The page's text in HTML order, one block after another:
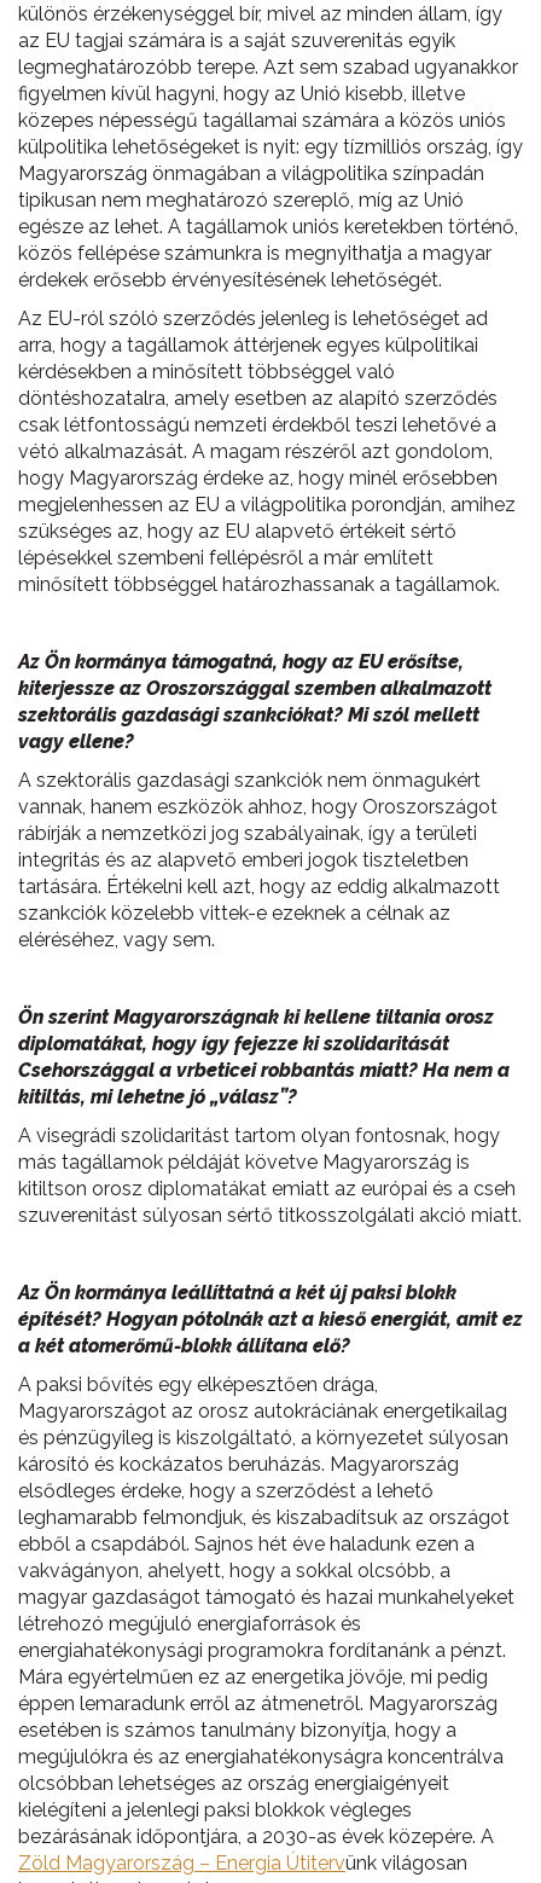
különös érzékenységgel bír, mivel az minden állam, így
az EU tagjai számára is a saját szuverenitás egyik
legmeghatározóbb terepe. Azt sem szabad ugyanakkor
figyelmen kívül hagyni, hogy az Unió kisebb, illetve
közepes népességű tagállamai számára a közös uniós
külpolitika lehetőségeket is nyit: egy tízmilliós ország, így
Magyarország önmagában a világpolitika színpadán
tipikusan nem meghatározó szereplő, míg az Unió
egésze az lehet. A tagállamok uniós keretekben történő,
közös fellépése számunkra is megnyithatja a magyar
érdekek erősebb érvényesítésének lehetőségét.
Az EU-ról szóló szerződés jelenleg is lehetőséget ad
arra, hogy a tagállamok áttérjenek egyes külpolitikai
kérdésekben a minősített többséggel való
döntéshozatalra, amely esetben az alapító szerződés
csak létfontosságú nemzeti érdekből teszi lehetővé a
vétó alkalmazását. A magam részéről azt gondolom,
hogy Magyarország érdeke az, hogy minél erősebben
megjelenhessen az EU a világpolitika porondján, amihez
szükséges az, hogy az EU alapvető értékeit sértő
lépésekkel szembeni fellépésről a már említett
minősített többséggel határozhassanak a tagállamok.
Az Ön kormánya támogatná, hogy az EU erősítse,
kiterjessze az Oroszországgal szemben alkalmazott
szektorális gazdasági szankciókat? Mi szól mellett
vagy ellene?
A szektorális gazdasági szankciók nem önmagukért
vannak, hanem eszközök ahhoz, hogy Oroszországot
rábírják a nemzetközi jog szabályainak, így a területi
integritás és az alapvető emberi jogok tiszteletben
tartására. Értékelni kell azt, hogy az eddig alkalmazott
szankciók közelebb vittek-e ezeknek a célnak az
eléréséhez, vagy sem.
Ön szerint Magyarországnak ki kellene tiltania orosz
diplomatákat, hogy így fejezze ki szolidaritását
Csehországgal a vrbeticei robbantás miatt? Ha nem a
kitiltás, mi lehetne jó „válasz”?
A visegrádi szolidaritást tartom olyan fontosnak, hogy
más tagállamok példáját követve Magyarország is
kitiltson orosz diplomatákat emiatt az európai és a cseh
szuverenitást súlyosan sértő titkosszolgálati akció miatt.
Az Ön kormánya leállíttatná a két új paksi blokk
építését? Hogyan pótolnák azt a kieső energiát, amit ez
a két atomerőmű-blokk állítana elő?
A paksi bővítés egy elképesztően drága,
Magyarországot az orosz autokráciának energetikailag
és pénzügyileg is kiszolgáltató, a környezetet súlyosan
károsító és kockázatos beruházás. Magyarország
elsődleges érdeke, hogy a szerződést a lehető
leghamarabb felmondjuk, és kiszabadítsuk az országot
ebből a csapdából. Sajnos hét éve haladunk ezen a
vakvágányon, ahelyett, hogy a sokkal olcsóbb, a
magyar gazdaságot támogató és hazai munkahelyeket
létrehozó megújuló energiaforrások és
energiahatékonysági programokra fordítanánk a pénzt.
Mára egyértelműen ez az energetika jövője, mi pedig
éppen lemaradunk erről az átmenetről. Magyarország
esetében is számos tanulmány bizonyítja, hogy a
megújulókra és az energiahatékonyságra koncentrálva
olcsóbban lehetséges az ország energiaigényeit
kielégíteni a jelenlegi paksi blokkok végleges
bezárásának időpontjára, a 2030-as évek közepére. A
Zöld Magyarország – Energia Útitervünk világosan